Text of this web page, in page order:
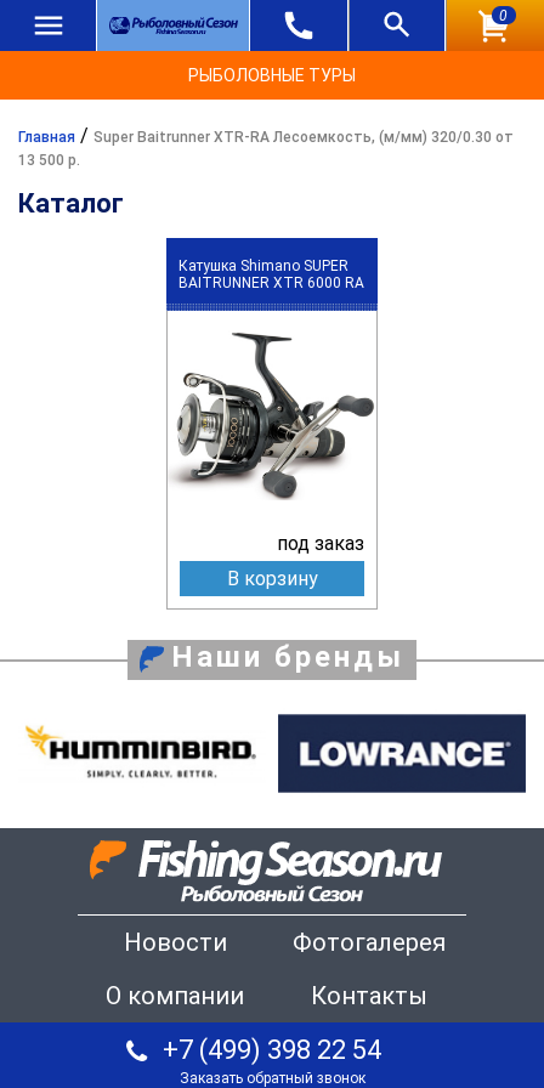
0
РЫБОЛОВНЫЕ ТУРЫ
Главная / Super Baitrunner XTR-RA Лесоемкость, (м/мм) 320/0.30 от
13 500 р.
Каталог
Катушка Shimano SUPER
BAITRUNNER XTR 6000 RA
под заказ
В корзину
Наши бренды
Новости
Фотогалерея
О компании
Контакты
+7 (499) 398 22 54
Заказать обратный звонок